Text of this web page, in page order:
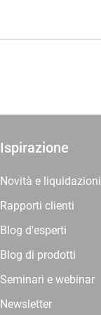
Ispirazione
Novità e liquidazioni
Rapporti clienti
Blog d'esperti
Blog di prodotti
Seminari e webinar
Newsletter